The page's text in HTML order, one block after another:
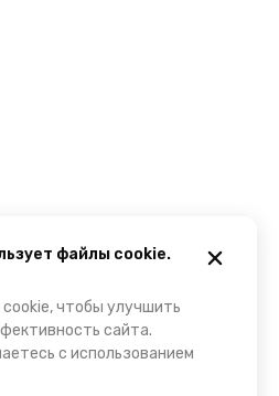
файлы cookie.
чтобы улучшить
сайта.
с использованием